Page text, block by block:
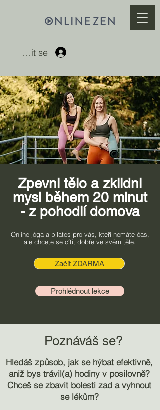
Přihlásit se
Zpevni tělo a zklidni
mysl během 20 minut
- z pohodlí domova
Online jóga a pilates pro vás, kteří nemáte čas,
ale chcete se cítit dobře ve svém těle.
Začít ZDARMA
Prohlédnout lekce
Poznáváš se?
Hledáš způsob, jak se hýbat efektivně,
aniž bys trávil(a) hodiny v posilovně?
Chceš se zbavit bolesti zad a vyhnout
se lékům?